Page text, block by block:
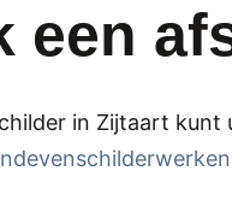
een
in Zijtaart kunt